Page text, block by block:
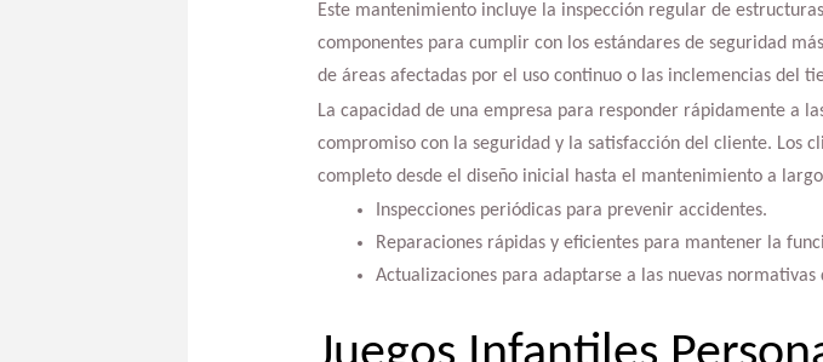
Este mantenimiento incluye la inspección regular de
componentes para cumplir con los estándares de seguridad
de áreas afectadas por el uso continuo o las inclemencias del
La capacidad de una empresa para responder rápidamente a
compromiso con la seguridad y la satisfacción del cliente. Los
completo desde el diseño inicial hasta el mantenimiento a
Inspecciones periódicas para prevenir accidentes.
Reparaciones rápidas y eficientes para mantener la
Actualizaciones para adaptarse a las nuevas normativas